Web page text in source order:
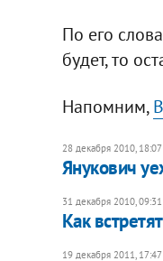
По его
будет, то
Напомним,
28 декабря 2010, 18:07
Янукович
31 декабря 2010, 09:31
Как
19 декабря 2011, 17:47